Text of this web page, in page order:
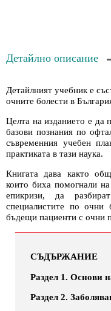
Детайлно описание
Детайлният учебник е
очните болести в
Целта на изданието е да
базови познания по
съвременния учебен
практиката в тази наука.
Книгата дава както
които биха помогнали
епикризи, да
специалистите по очни
бъдещи пациенти с очни
СЪДЪРЖАНИЕ
Раздел 1. Основи
Раздел 2.